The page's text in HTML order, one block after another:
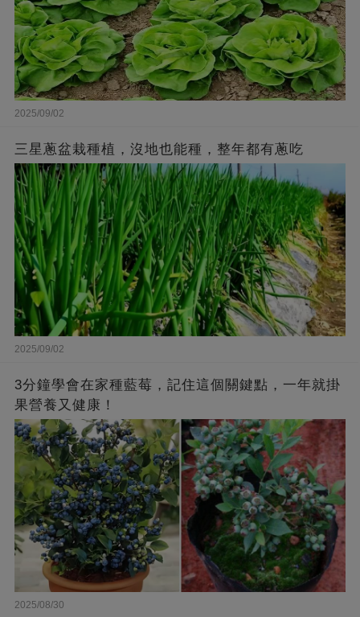
2025/09/02
三星蔥盆栽種植，沒地也能種，整年都有蔥吃
2025/09/02
3分鐘學會在家種藍莓，記住這個關鍵點，一年就掛
果營養又健康！
2025/08/30